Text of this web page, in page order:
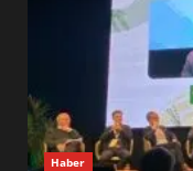
3Haber